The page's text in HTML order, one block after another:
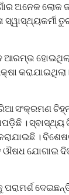
ଅନେକ ଲୋକ
ସ୍ୱାସ୍ଥ୍ୟକର୍ମୀ
ସଂକ୍ରମଣ
।
।
ଯୋଗାଇ
ପରାମର୍ଶ